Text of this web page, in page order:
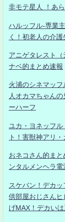
非モテ星人 ！あ
ハルッフル-専業
く！初老人の介
アニゲタレスト
ナベ的まとめ速報
火浦のシネマッ
人オカマちゃん
ーハーフ
ユカ・ヨネッフ
ト！害獣神アリ
おネコさん的ま
ンタルメンヘラ
スケバン！デカ
供部屋おじさん
げMAX！デカい